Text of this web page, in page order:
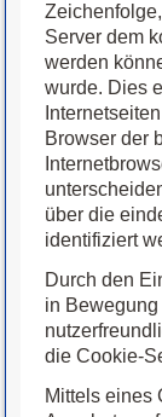
Server dem
werden
wurde. Dies
Browser der
über die
identifiziert
Durch den
in
die Cookie-
Mittels eines